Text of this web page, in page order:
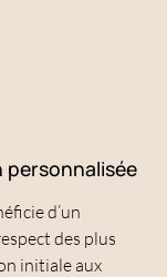
d’un
des plus
initiale aux